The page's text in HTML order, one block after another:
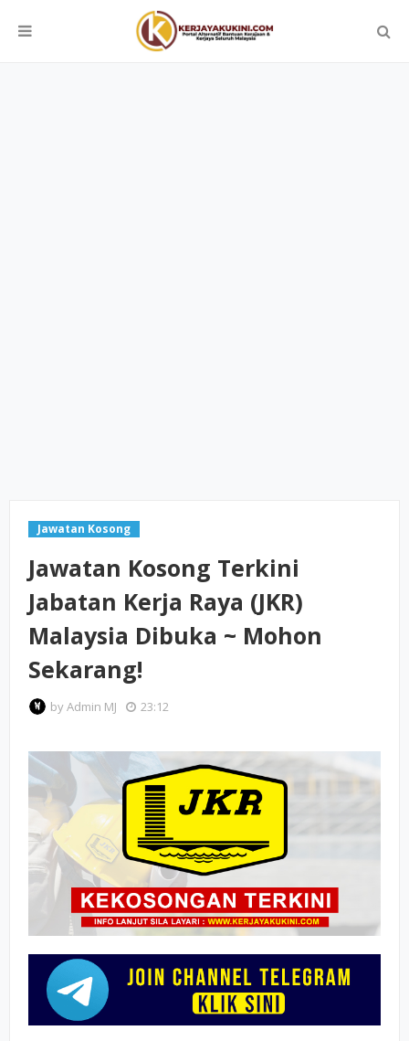
Jawatan Kosong
Jawatan Kosong Terkini
Jabatan Kerja Raya (JKR)
Malaysia Dibuka ~ Mohon
Sekarang!
byAdmin MJ 23:12